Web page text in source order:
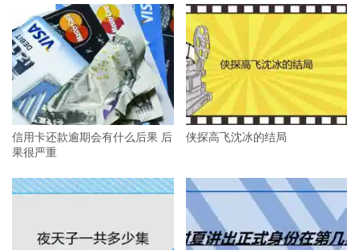
信用卡还款逾期会有什么后果 后
果很严重
侠探高飞沈冰的结局